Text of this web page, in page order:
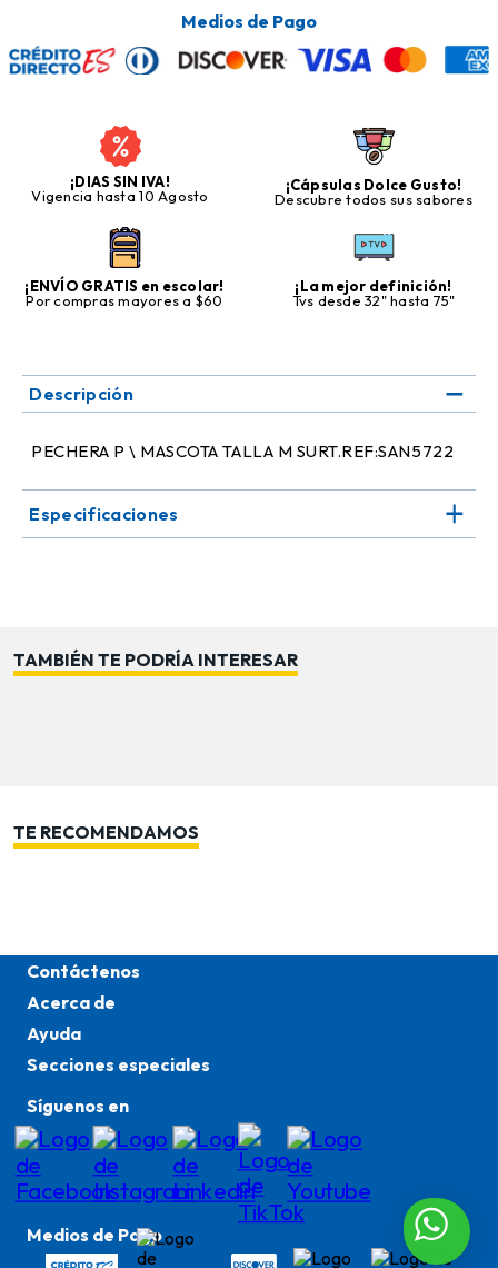
Medios de Pago
¡DIAS SIN IVA!
Vigencia hasta 10 Agosto
¡Cápsulas Dolce Gusto!
Descubre todos sus sabores
¡ENVÍO GRATIS en escolar!
Por compras mayores a $60
¡La mejor definición!
Tvs desde 32" hasta 75"
Descripción
PECHERA P \ MASCOTA TALLA M SURT.REF:SAN5722
Especificaciones
TAMBIÉN TE PODRÍA INTERESAR
TE RECOMENDAMOS
Contáctenos
Acerca de
Ayuda
Secciones especiales
Síguenos en
Medios de Pago